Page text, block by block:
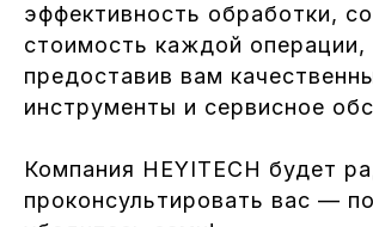
эффективность обработки,
стоимость каждой операции,
предоставив вам
инструменты и сервисное
Компания HEYITECH будет
проконсультировать вас —